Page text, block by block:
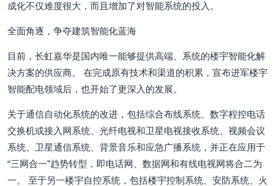
成化不仅难度很大，而且增加了对智能系统的投入。
全面角逐，争夺建筑智能化蓝海
目前，长虹嘉华是国内唯一能够提供高端、系统的楼宇智能化解
决方案的供应商。 在完成原有技术和渠道的积累，宣布进军楼宇
智能配电领域后，也开始了更深入的发展。
关于通信自动化系统的改进，包括综合布线系统、数字程控电话
交换机或接入网系统、光纤电视和卫星电视接收系统、视频会议
系统、卫星通信系统、背景音乐和应急广播系统，并正在应用于
“三网合一”趋势转型，即电话网、数据网和有线电视网将合二为
一。 至于另一楼宇自控系统，包括楼宇控制系统、安防系统、火